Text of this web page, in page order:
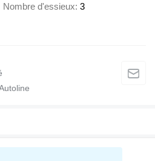
Nombre d'essieux 3